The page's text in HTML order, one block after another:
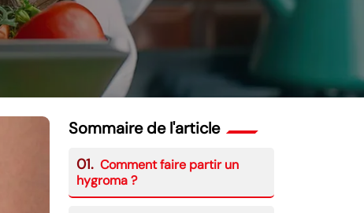
Sommaire de l'article
01. Comment faire partir un
hygroma ?